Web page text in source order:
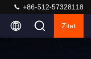
+86-512-57328118
Zitat